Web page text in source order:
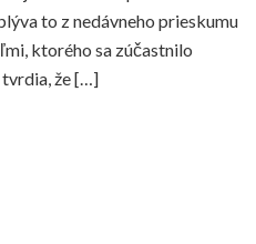
to z nedávneho prieskumu
ktorého sa zúčastnilo
že […]